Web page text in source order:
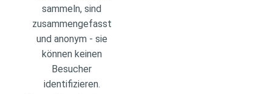
sammeln, sind
zusammengefasst
und anonym - sie
können keinen
Besucher
identifizieren.